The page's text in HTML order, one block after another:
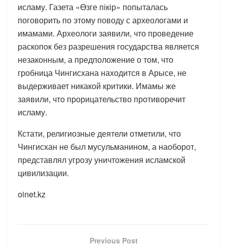
исламу. Газета «Өзге пікір» попыталась
поговорить по этому поводу с археологами и
имамами. Археологи заявили, что проведение
раскопок без разрешения государства является
незаконным, а предположение о том, что
гробница Чингисхана находится в Арысе, не
выдерживает никакой критики. Имамы же
заявили, что прорицательство противоречит
исламу.
Кстати, религиозные деятели отметили, что
Чингисхан не был мусульманином, а наоборот,
представлял угрозу уничтожения исламской
цивилизации.
oinet.kz
Previous Post